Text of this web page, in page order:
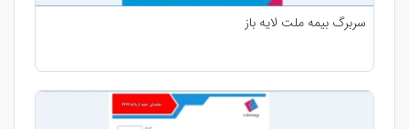
سربرگ بیمه ملت لایه باز